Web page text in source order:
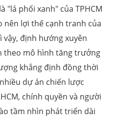
"lá phổi xanh" của TPHCM
nên lợi thế cạnh tranh của
vậy, định hướng xuyên
theo mô hình tăng trưởng
khẳng định đồng thời
dự án chiến lược
chính quyền và người
tầm nhìn phát triển dài